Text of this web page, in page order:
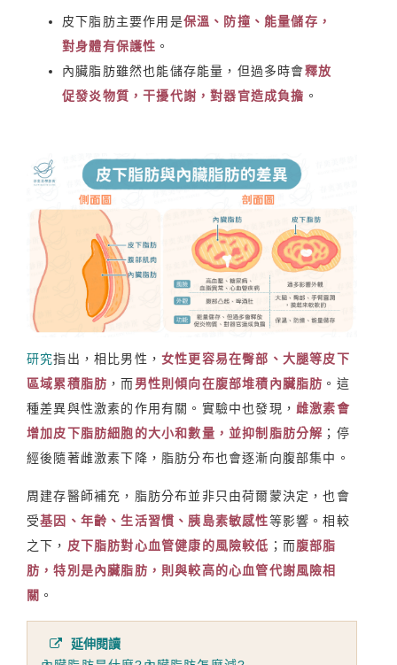
皮下脂肪主要作用是保溫、防撞、能量儲存，
對身體有保護性 。
內臟脂肪雖然也能儲存能量，但過多時會釋放
促發炎物質，干擾代謝，對器官造成負擔 。
研究指出，相比男性，女性更容易在臀部、大腿等皮下
區域累積脂肪 ，而男性則傾向在腹部堆積內臟脂肪 。這
種差異與性激素的作用有關。實驗中也發現， 雌激素會
增加皮下脂肪細胞的大小和數量，並抑制脂肪分解 ；停
經後隨著雌激素下降，脂肪分布也會逐漸向腹部集中。
周建存醫師補充，脂肪分布並非只由荷爾蒙決定，也會
受基因、年齡、生活習慣、胰島素敏感性等影響。相較
之下， 皮下脂肪對心血管健康的風險較低 ；而腹部脂
肪，特別是內臟脂肪，則與較高的心血管代謝風險相
關 。
延伸閱讀